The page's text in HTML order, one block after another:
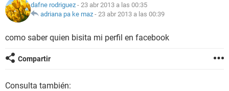
dafne rodriguez - 23 abr 2013 a las 00:35
adriana pa ke maz - 23 abr 2013 a las 00:39
como saber quien bisita mi perfil en facebook
Compartir
Consulta también: